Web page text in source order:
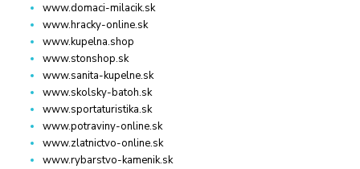
www.domaci-milacik.sk
www.hracky-online.sk
www.kupelna.shop
www.stonshop.sk
www.sanita-kupelne.sk
www.skolsky-batoh.sk
www.sportaturistika.sk
www.potraviny-online.sk
www.zlatnictvo-online.sk
www.rybarstvo-kamenik.sk